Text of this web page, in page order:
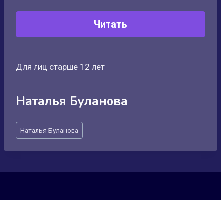
Читать
Для лиц старше 12 лет
Наталья Буланова
Метки
записи:
Наталья Буланова